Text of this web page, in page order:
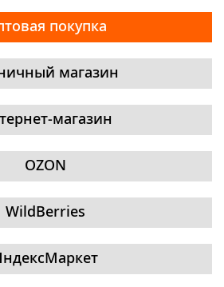
покупка
магазин
магазин
OZON
WildBerries